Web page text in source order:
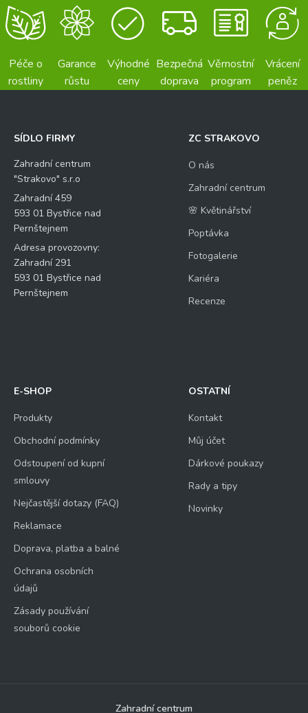
Péče o
rostliny
Garance
růstu
Výhodné
ceny
Bezpečná
doprava
Věrnostní
program
Vrácení
peněz
SÍDLO FIRMY
Zahradní centrum
"Strakovo" s.r.o
Zahradní 459
593 01 Bystřice nad
Pernštejnem
Adresa provozovny:
Zahradní 291
593 01 Bystřice nad
Pernštejnem
ZC STRAKOVO
O nás
Zahradní centrum
🌸 Květinářství
Poptávka
Fotogalerie
Kariéra
Recenze
E-SHOP
Produkty
Obchodní podmínky
Odstoupení od kupní
smlouvy
Nejčastější dotazy (FAQ)
Reklamace
Doprava, platba a balné
Ochrana osobních
údajů
Zásady používání
souborů cookie
OSTATNÍ
Kontakt
Můj účet
Dárkové poukazy
Rady a tipy
Novinky
Zahradní centrum